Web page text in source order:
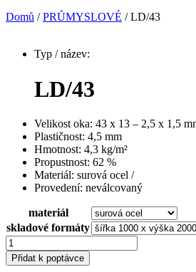
Domů /PRŮMYSLOVÉ / LD/43
Typ / název:
LD/43
Velikost oka: 43 x 13 – 2,5 x 1,5
Plastičnost: 4,5 mm
Hmotnost: 4,3 kg/m²
Propustnost: 62 %
Materiál: surová ocel /
Provedení: neválcovaný
materiál
skladové formáty
LD/43
množství
Přidat k poptávce